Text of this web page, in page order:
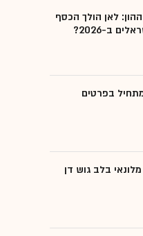
לאן הולך הכסף
ב-2026?
בפרטים
בלב גוש דן